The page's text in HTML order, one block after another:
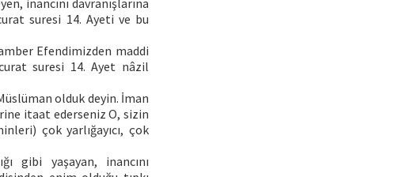
inancını davranışlarına
suresi 14. Ayeti ve bu
Efendimizden maddi
suresi 14. Ayet nâzil
olduk deyin. İman
itaat ederseniz O, sizin
çok yarlığayıcı, çok
gibi yaşayan, inancını